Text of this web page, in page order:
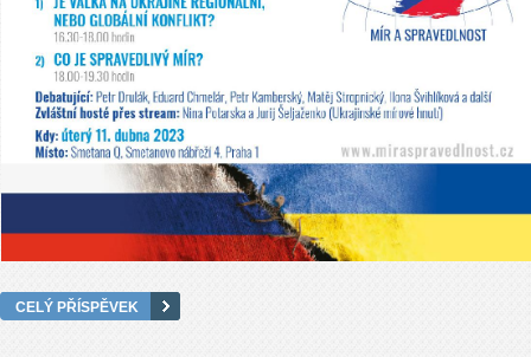
CELÝ PŘÍSPĚVEK